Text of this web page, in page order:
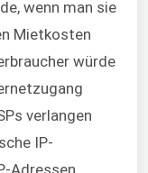
wenn man sie
Mietkosten
würde
verlangen
IP-
Adressen